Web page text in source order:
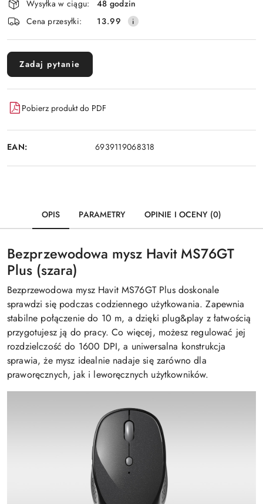
dostawa
Wysyłka w ciągu:
48 godzin
Cena przesyłki:
13.99
Zadaj pytanie
Pobierz produkt do PDF
EAN: 6939119068318
OPIS PARAMETRY OPINIE I OCENY (0)
Bezprzewodowa mysz Havit MS76GT
Plus (szara)
Bezprzewodowa mysz Havit MS76GT Plus doskonale
sprawdzi się podczas codziennego użytkowania. Zapewnia
stabilne połączenie do 10 m, a dzięki plug&play z łatwością
przygotujesz ją do pracy. Co więcej, możesz regulować jej
rozdzielczość do 1600 DPI, a uniwersalna konstrukcja
sprawia, że mysz idealnie nadaje się zarówno dla
praworęcznych, jak i leworęcznych użytkowników.